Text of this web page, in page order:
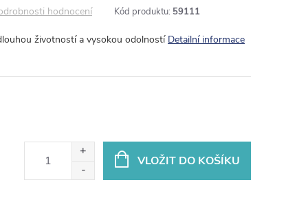
hodnocení Kód produktu: 59111
životností a vysokou odolností Detailní informace
VLOŽIT DO KOŠÍKU